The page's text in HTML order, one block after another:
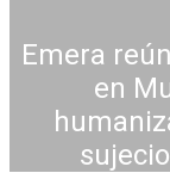
Emera
en